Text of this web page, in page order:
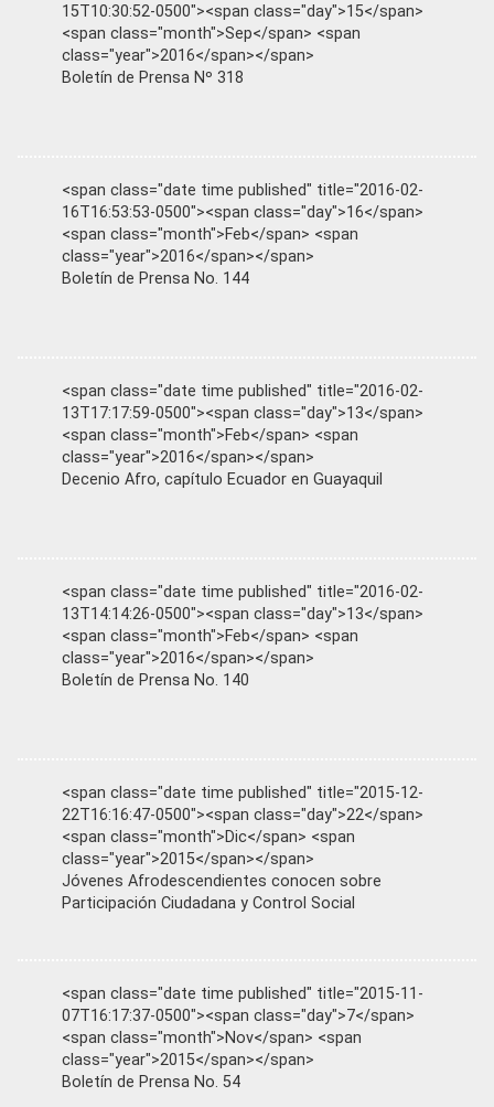
15T10:30:52-0500"><span class="day">15</span>
<span class="month">Sep</span> <span
class="year">2016</span></span>
Boletín de Prensa Nº 318
<span class="date time published" title="2016-02-
16T16:53:53-0500"><span class="day">16</span>
<span class="month">Feb</span> <span
class="year">2016</span></span>
Boletín de Prensa No. 144
<span class="date time published" title="2016-02-
13T17:17:59-0500"><span class="day">13</span>
<span class="month">Feb</span> <span
class="year">2016</span></span>
Decenio Afro, capítulo Ecuador en Guayaquil
<span class="date time published" title="2016-02-
13T14:14:26-0500"><span class="day">13</span>
<span class="month">Feb</span> <span
class="year">2016</span></span>
Boletín de Prensa No. 140
<span class="date time published" title="2015-12-
22T16:16:47-0500"><span class="day">22</span>
<span class="month">Dic</span> <span
class="year">2015</span></span>
Jóvenes Afrodescendientes conocen sobre
Participación Ciudadana y Control Social
<span class="date time published" title="2015-11-
07T16:17:37-0500"><span class="day">7</span>
<span class="month">Nov</span> <span
class="year">2015</span></span>
Boletín de Prensa No. 54